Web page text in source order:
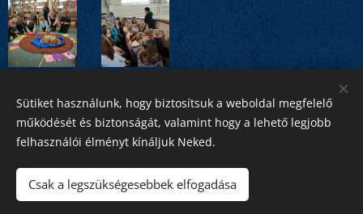
Share
Sütiket használunk, hogy biztosítsuk a weboldal megfelelő
működését és biztonságát, valamint hogy a lehető legjobb
felhasználói élményt kínáljuk Neked.
Csak a legszükségesebbek elfogadása